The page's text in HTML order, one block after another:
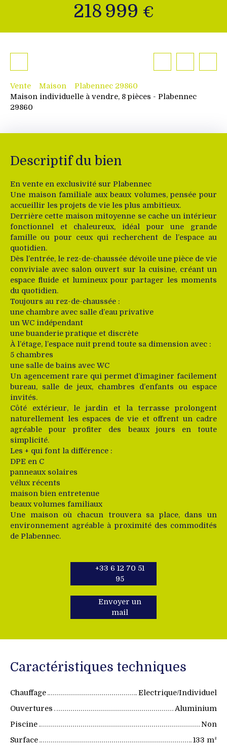
218 999 €
Vente Maison
Plabennec 29860
Maison individuelle à vendre, 8 pièces - Plabennec
29860
Descriptif du bien
En vente en exclusivité sur Plabennec
Une maison familiale aux beaux volumes, pensée pour
accueillir les projets de vie les plus ambitieux.
Derrière cette maison mitoyenne se cache un intérieur
fonctionnel et chaleureux, idéal pour une grande
famille ou pour ceux qui recherchent de l’espace au
quotidien.
Dès l’entrée, le rez-de-chaussée dévoile une pièce de vie
conviviale avec salon ouvert sur la cuisine, créant un
espace fluide et lumineux pour partager les moments
du quotidien.
Toujours au rez-de-chaussée :
une chambre avec salle d’eau privative
un WC indépendant
une buanderie pratique et discrète
À l’étage, l’espace nuit prend toute sa dimension avec :
5 chambres
une salle de bains avec WC
Un agencement rare qui permet d’imaginer facilement
bureau, salle de jeux, chambres d’enfants ou espace
invités.
Côté extérieur, le jardin et la terrasse prolongent
naturellement les espaces de vie et offrent un cadre
agréable pour profiter des beaux jours en toute
simplicité.
Les + qui font la différence :
DPE en C
panneaux solaires
vélux récents
maison bien entretenue
beaux volumes familiaux
Une maison où chacun trouvera sa place, dans un
environnement agréable à proximité des commodités
de Plabennec.
+33 6 12 70 51
95
Envoyer un
mail
Caractéristiques techniques
Chauffage
Electrique/Individuel
Ouvertures
Aluminium
Piscine
Non
Surface
133 m²